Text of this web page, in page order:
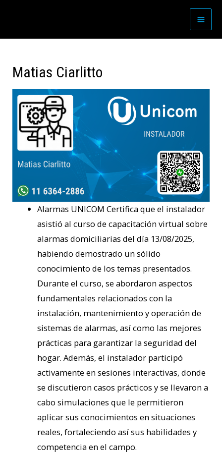
Matias Ciarlitto
Alarmas UNICOM Certifica que el instalador
asistió al curso de capacitación virtual sobre
alarmas domiciliarias del día 13/08/2025,
habiendo demostrado un sólido
conocimiento de los temas presentados.
Durante el curso, se abordaron aspectos
fundamentales relacionados con la
instalación, mantenimiento y operación de
sistemas de alarmas, así como las mejores
prácticas para garantizar la seguridad del
hogar. Además, el instalador participó
activamente en sesiones interactivas, donde
se discutieron casos prácticos y se llevaron a
cabo simulaciones que le permitieron
aplicar sus conocimientos en situaciones
reales, fortaleciendo así sus habilidades y
competencia en el campo.